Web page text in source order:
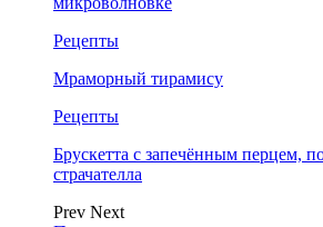
Рецепты
Мраморный тирамису
Рецепты
Брускетта с запечённым перцем,
страчателла
Prev Next